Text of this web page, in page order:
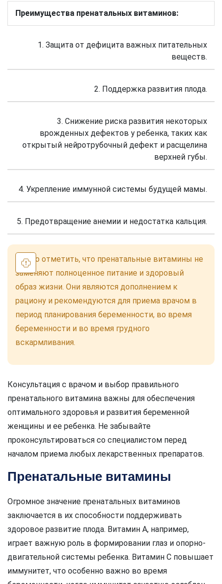
Преимущества пренатальных витаминов:
1. Защита от дефицита важных питательных
веществ.
2. Поддержка развития плода.
3. Снижение риска развития некоторых
врожденных дефектов у ребенка, таких как
открытый нейротрубочный дефект и расщелина
верхней губы.
4. Укрепление иммунной системы будущей мамы.
5. Предотвращение анемии и недостатка кальция.
Важно отметить, что пренатальные витамины не
заменяют полноценное питание и здоровый
образ жизни. Они являются дополнением к
рациону и рекомендуются для приема врачом в
период планирования беременности, во время
беременности и во время грудного
вскармливания.
Консультация с врачом и выбор правильного
пренатального витамина важны для обеспечения
оптимального здоровья и развития беременной
женщины и ее ребенка. Не забывайте
проконсультироваться со специалистом перед
началом приема любых лекарственных препаратов.
Пренатальные витамины
Огромное значение пренатальных витаминов
заключается в их способности поддерживать
здоровое развитие плода. Витамин А, например,
играет важную роль в формировании глаз и опорно-
двигательной системы ребенка. Витамин C повышает
иммунитет, что особенно важно во время